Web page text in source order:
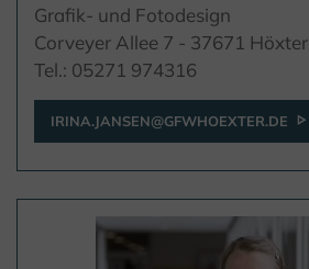
Grafik- und Fotodesign
Corveyer Allee 7 - 37671 Höxter
Tel.: 05271 974316
IRINA.JANSEN@GFWHOEXTER.DE